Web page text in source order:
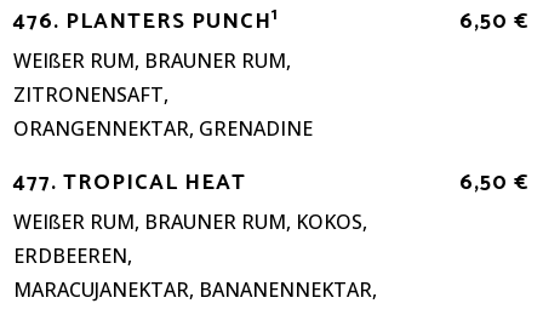
476. PLANTERS PUNCH1
WEIßER RUM, BRAUNER RUM,
ZITRONENSAFT,
ORANGENNEKTAR, GRENADINE
6,50 €
477. TROPICAL HEAT
WEIßER RUM, BRAUNER RUM, KOKOS,
ERDBEEREN,
MARACUJANEKTAR, BANANENNEKTAR,
6,50 €